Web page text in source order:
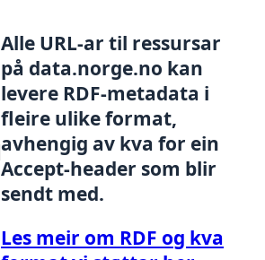
Alle URL-ar til ressursar
på data.norge.no kan
levere RDF-metadata i
fleire ulike format,
avhengig av kva for ein
Accept-header som blir
sendt med.
Les meir om RDF og kva